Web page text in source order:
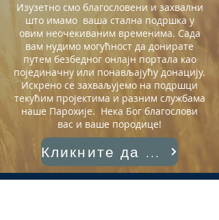
Изузетно смо благословени и захвални
што имамо ваша стална подршка у
овим неочекиваним временима. Сада
вам нудимо могућност да донирате
путем безбедног онлајн портала као
појединачну или понављајућу донацију.
Искрено се захваљујемо на подршци
текућим пројектима и разним службама
наше Парохије. Нека Бог благослови
вас и ваше породице!
Кликните да бисте донирали